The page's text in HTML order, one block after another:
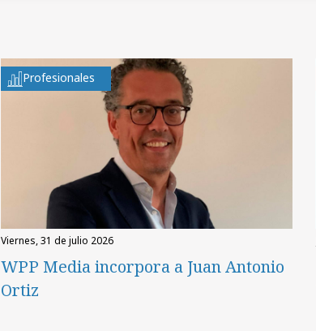
Profesionales
viernes, 31 de julio 2026
WPP Media incorpora a Juan Antonio
Ortiz